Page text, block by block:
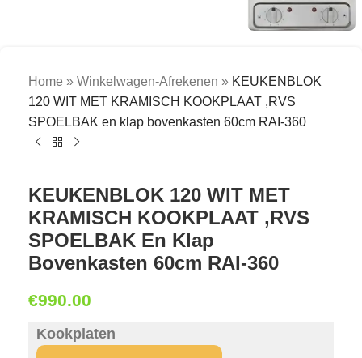
Home » Winkelwagen-Afrekenen » KEUKENBLOK
120 WIT MET KRAMISCH KOOKPLAAT ,RVS
SPOELBAK en klap bovenkasten 60cm RAI-360
KEUKENBLOK 120 WIT MET
KRAMISCH KOOKPLAAT ,RVS
SPOELBAK En Klap
Bovenkasten 60cm RAI-360
€990.00
Kookplaten